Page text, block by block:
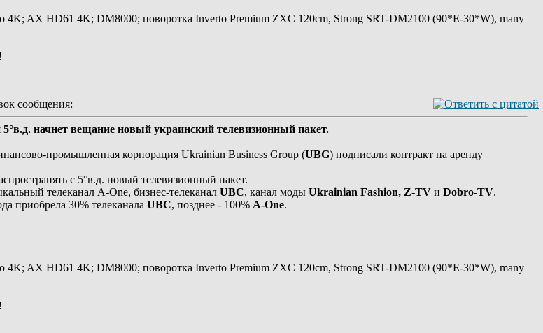
AX HD61 4K; DM8000; поворотка Inverto Premium ZXC 120cm, Strong SRT-DM2100 (90*E-30*W), many
сообщения:
начнет вещание новый украинский телевизионный пакет.
промышленная корпорация Ukrainian Business Group (UBG) подписали контракт на аренду
с 5°в.д. новый телевизионный пакет.
телеканал A-One, бизнес-телеканал UBC, канал моды Ukrainian Fashion, Z-TV и Dobro-TV.
приобрела 30% телеканала UBC, позднее - 100% A-One.
AX HD61 4K; DM8000; поворотка Inverto Premium ZXC 120cm, Strong SRT-DM2100 (90*E-30*W), many